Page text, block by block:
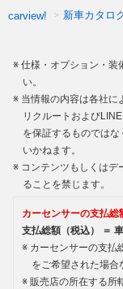
carview! 新車カタロ
仕様・オプション・装
い。
当情報の内容は各社に
リクルートおよび
を保証するものでは
いかねます。
コンテンツもしくはデ
ることを禁じます。
カーセンサーの支払
支払総額（税込） ＝
カーセンサーの支払
をご希望された場
販売店の所在する所